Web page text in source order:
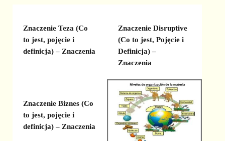
Znaczenie Teza (Co
to jest, pojęcie i
definicja) – Znaczenia
Znaczenie Disruptive
(Co to jest, Pojęcie i
Definicja) –
Znaczenia
Znaczenie Biznes (Co
to jest, pojęcie i
definicja) – Znaczenia